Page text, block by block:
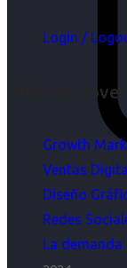
Login /
Últimas
Growth
Ventas
Diseño
Redes
La